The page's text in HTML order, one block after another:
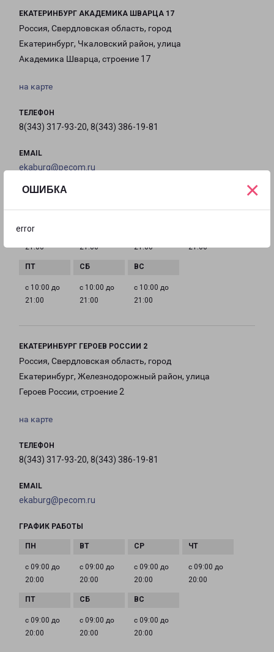
ОШИБКА
error
×
ЕКАТЕРИНБУРГ АКАДЕМИКА ШВАРЦА 17
Россия, Свердловская область, город
Екатеринбург, Чкаловский район, улица
Академика Шварца, строение 17
на карте
ТЕЛЕФОН
8(343) 317-93-20, 8(343) 386-19-81
EMAIL
ekaburg@pecom.ru
ГРАФИК РАБОТЫ
с 10:00 до
21:00
21:00
21:00
21:00
с 10:00 до
21:00
с 10:00 до
21:00
с 10:00 до
21:00
ЕКАТЕРИНБУРГ ГЕРОЕВ РОССИИ 2
Россия, Свердловская область, город
Екатеринбург, Железнодорожный район, улица
Героев России, строение 2
на карте
ТЕЛЕФОН
8(343) 317-93-20, 8(343) 386-19-81
EMAIL
ekaburg@pecom.ru
ГРАФИК РАБОТЫ
с 09:00 до
20:00
с 09:00 до
20:00
с 09:00 до
20:00
с 09:00 до
20:00
с 09:00 до
20:00
с 09:00 до
20:00
с 09:00 до
20:00